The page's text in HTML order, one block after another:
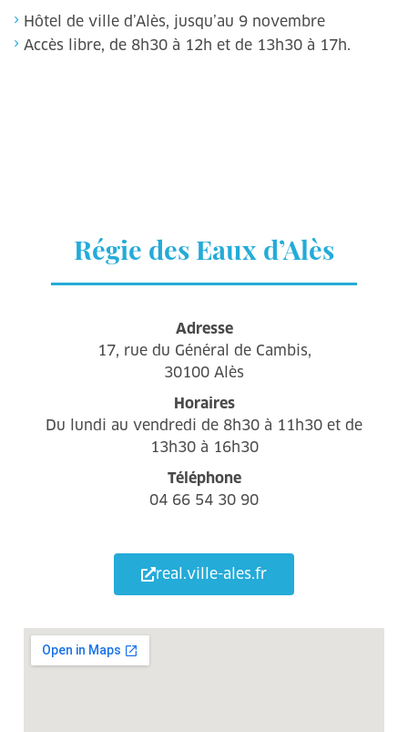
Hôtel de ville d’Alès, jusqu’au 9 novembre
Accès libre, de 8h30 à 12h et de 13h30 à 17h.
Régie des Eaux d’Alès
Adresse
17, rue du Général de Cambis,
30100 Alès
Horaires
Du lundi au vendredi de 8h30 à 11h30 et de
13h30 à 16h30
Téléphone
04 66 54 30 90
real.ville-ales.fr